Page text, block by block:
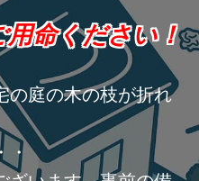
命ください！
の庭の木の枝が折れ
・